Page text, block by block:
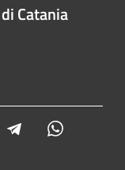
Catania
Telegram